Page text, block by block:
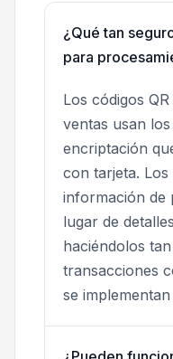
¿Qué tan
para
Los códigos
ventas usan
encriptación
con tarjeta.
información de
lugar de
haciéndolos
transacciones
se